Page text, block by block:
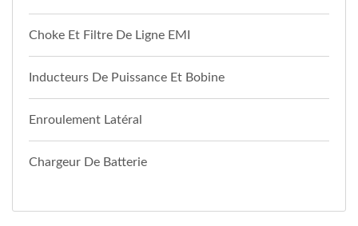
Choke Et Filtre De Ligne EMI
Inducteurs De Puissance Et Bobine
Enroulement Latéral
Chargeur De Batterie